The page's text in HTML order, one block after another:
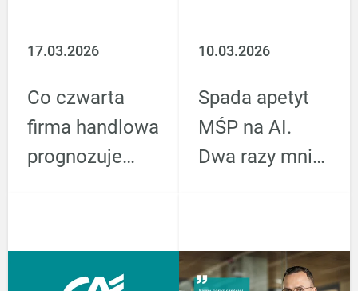
17.03.2026
Co czwarta
firma handlowa
prognozuje
trzecia
zapowiada
10.03.2026
Spada apetyt
MŚP na AI.
Dwa razy mniej
inwestycje niż
w ubiegłym